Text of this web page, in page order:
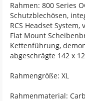
Rahmen: 800 Series
Schutzblechösen,
RCS Headset
Flat Mount
Kettenführung,
abgeschrägte 142 x
Rahmengröße: XL
Rahmenmaterial: